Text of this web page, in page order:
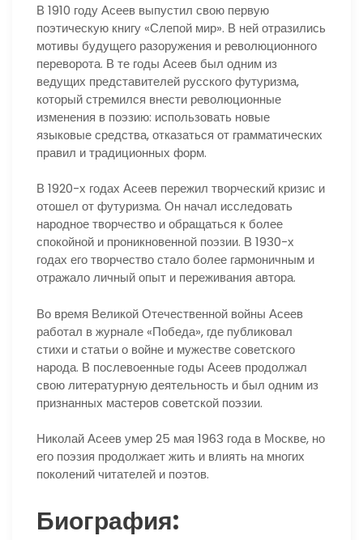
В 1910 году Асеев выпустил свою первую
поэтическую книгу «Слепой мир». В ней отразились
мотивы будущего разоружения и революционного
переворота. В те годы Асеев был одним из
ведущих представителей русского футуризма,
который стремился внести революционные
изменения в поэзию: использовать новые
языковые средства, отказаться от грамматических
правил и традиционных форм.
В 1920-х годах Асеев пережил творческий кризис и
отошел от футуризма. Он начал исследовать
народное творчество и обращаться к более
спокойной и проникновенной поэзии. В 1930-х
годах его творчество стало более гармоничным и
отражало личный опыт и переживания автора.
Во время Великой Отечественной войны Асеев
работал в журнале «Победа», где публиковал
стихи и статьи о войне и мужестве советского
народа. В послевоенные годы Асеев продолжал
свою литературную деятельность и был одним из
признанных мастеров советской поэзии.
Николай Асеев умер 25 мая 1963 года в Москве, но
его поэзия продолжает жить и влиять на многих
поколений читателей и поэтов.
Биография: